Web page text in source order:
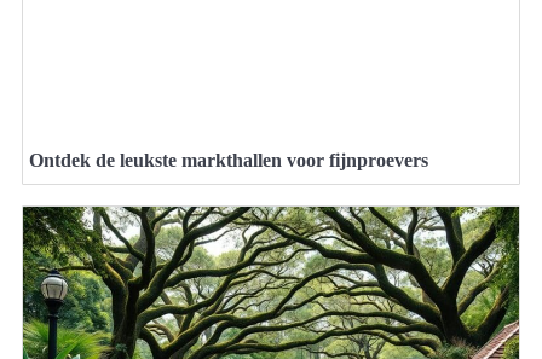
Ontdek de leukste markthallen voor fijnproevers